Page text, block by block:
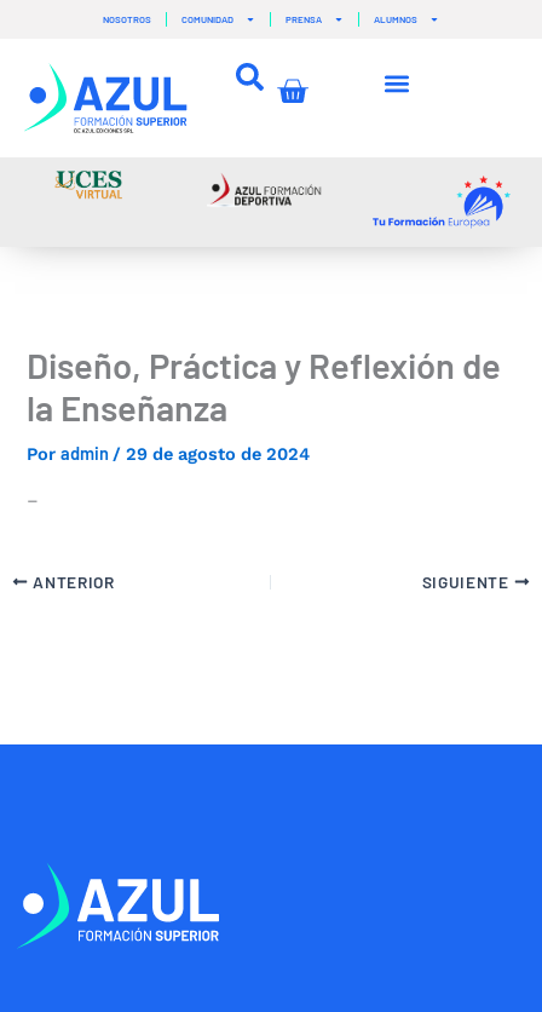
contenido
NOSOTROS COMUNIDAD PRENSA ALUMNOS
Carrito
Diseño, Práctica y Reflexión de
la Enseñanza
Poradmin /29 de agosto de 2024
–
ANTERIOR SIGUIENTE